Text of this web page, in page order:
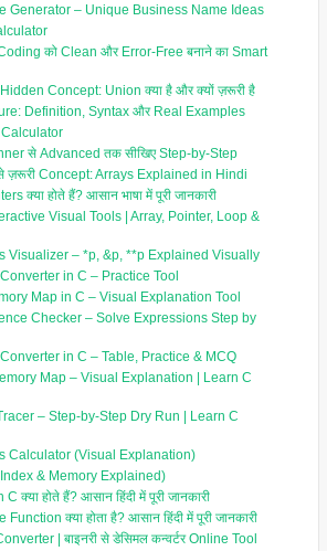
Generator – Unique Business Name Ideas
को Clean और Error-Free बनाने का Smart
Concept: Union क्या है और क्यों ज़रूरी है
Definition, Syntax और Real Examples
से Advanced तक सीखिए Step-by-Step
ज़रूरी Concept: Arrays Explained in Hindi
क्या होते हैं? आसान भाषा में पूरी जानकारी
Visual Tools | Array, Pointer, Loop &
Visualizer – *p, &p, **p Explained Visually
in C – Practice Tool
Map in C – Visual Explanation Tool
Checker – Solve Expressions Step by
in C – Table, Practice & MCQ
Map – Visual Explanation | Learn C
– Step-by-Step Dry Run | Learn C
Calculator (Visual Explanation)
& Memory Explained)
क्या होते हैं? आसान हिंदी में पूरी जानकारी
क्या होता है? आसान हिंदी में पूरी जानकारी
| बाइनरी से डेसिमल कन्वर्टर Online Tool